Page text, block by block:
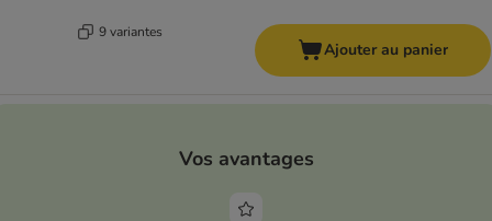
9 variantes
Ajouter au panier
Vos avantages